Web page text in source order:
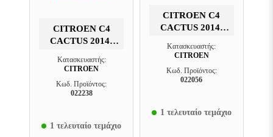
CITROEN C4
CACTUS 2014-
ΕΜΠΡΌΣ ΔΕΞΙΆ
Κατασκευαστής:
CITROEN
Κωδ. Προϊόντος:
022238
1 τελευταίο τεμάχιο
CITROEN C4
CACTUS 2014-
ΟΔΗΓΟΎ ΛΕΥΚΟ
Κατασκευαστής:
CITROEN
Κωδ. Προϊόντος:
022056
1 τελευταίο τεμάχιο